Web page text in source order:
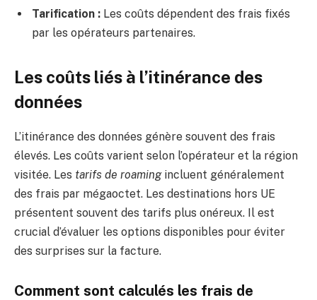
Tarification : Les coûts dépendent des frais fixés
par les opérateurs partenaires.
Les coûts liés à l’itinérance des
données
L’itinérance des données génère souvent des frais
élevés. Les coûts varient selon l’opérateur et la région
visitée. Les tarifs de roamingincluent généralement
des frais par mégaoctet. Les destinations hors UE
présentent souvent des tarifs plus onéreux. Il est
crucial d’évaluer les options disponibles pour éviter
des surprises sur la facture.
Comment sont calculés les frais de